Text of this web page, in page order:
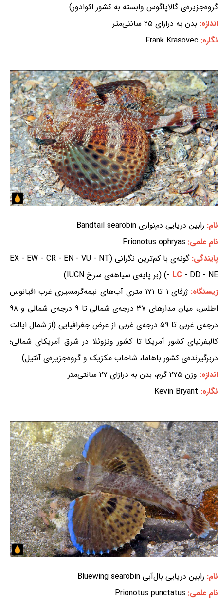
گروه‌جزیره‌ی گالاپاگوس وابسته به کشور اکوادور)
اندازه: بدن به درازای ۲۵ سانتی‌متر
نگاره: Frank Krasovec
نام: رابین دریایی دم‌نواری Bandtail searobin
نام علمی: Prionotus ophryas
پایندگی:
گونه‌ی با کم‌ترین نگرانی (EX - EW - CR - EN - VU - NT
- LC - DD - NE) (بر پایه‌ی سیاهه‌ی سرخ IUCN)
زیستگاه:
ژرفای ۱ تا ۱۷۱ متری آب‌های نیمه‌گرمسیری غرب اقیانوس
اطلس، میان مدارهای ۳۷ درجه‌ی شمالی تا ۹ درجه‌ی شمالی و ۹۸
درجه‌ی غربی تا ۵۹ درجه‌ی غربی از عرض جغرافیایی (از شمال ایالت
کالیفرنیای کشور آمریکا تا کشور ونزوئلا در شرق آمریکای شمالی؛
دربرگیرنده‌ی کشور باهاما، شاخاب مکزیک و گروه‌جزیره‌ی آنتیل)
اندازه: وزن ۲۷۵ گرم، بدن به درازای ۲۷ سانتی‌متر
نگاره: Kevin Bryant
نام: رابین دریایی بال‌آبی Bluewing searobin
نام علمی: Prionotus punctatus